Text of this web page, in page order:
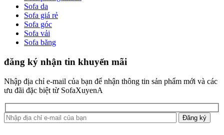
Sofa da
Sofa giá rẻ
Sofa góc
Sofa vải
Sofa băng
đăng ký nhận tin khuyến mãi
Nhập địa chỉ e-mail của bạn để nhận thông tin sản phẩm mới và các
ưu đãi đặc biệt từ SofaXuyenA